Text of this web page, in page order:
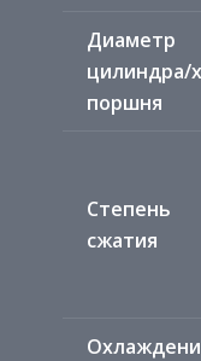
Диаметр
цилиндра/
поршня
Степень
сжатия